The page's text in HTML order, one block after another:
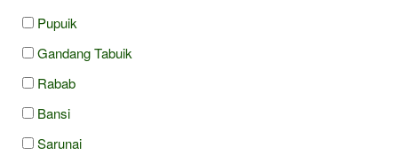
Pupuik
Gandang Tabuik
Rabab
Bansi
Sarunai